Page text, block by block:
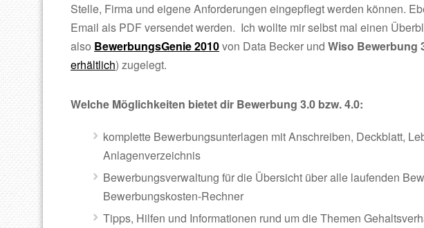
Stelle, Firma und eigene Anforderungen eingepflegt werden können.
Email als PDF versendet werden. Ich wollte mir selbst mal einen
also BewerbungsGenie 2010von Data Becker und Wiso Bewerbung
erhältlich) zugelegt.
Welche Möglichkeiten bietet dir Bewerbung 3.0 bzw. 4.0:
komplette Bewerbungsunterlagen mit Anschreiben, Deckblatt,
Anlagenverzeichnis
Bewerbungsverwaltung für die Übersicht über alle laufenden
Bewerbungskosten-Rechner
Tipps, Hilfen und Informationen rund um die Themen